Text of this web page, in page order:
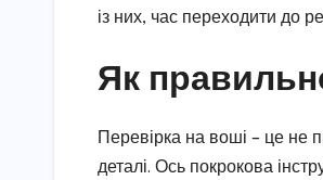
із них, час переходити до
Як
Перевірка на воші – це не
деталі. Ось покрокова